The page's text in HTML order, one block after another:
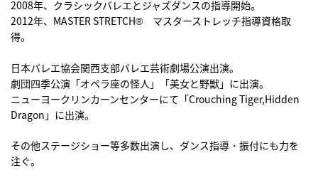
2008年、クラシックバレエとジャズダンスの指導開始。
2012年、MASTER STRETCH® マスターストレッチ指導資格取
得。
日本バレエ協会関西支部バレエ芸術劇場公演出演。
劇団四季公演「オペラ座の怪人」「美女と野獣」に出演。
ニューヨークリンカーンセンターにて「Crouching Tiger,Hidden
Dragon」に出演。
その他ステージショー等多数出演し、ダンス指導・振付にも力を
注ぐ。